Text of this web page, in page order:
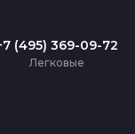
(495) 369-09-72
Легковые